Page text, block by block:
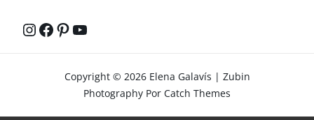
Instagram
Facebook
Pinterest
YouTube
Copyright © 2026 Elena Galavís | Zubin
Photography Por Catch Themes